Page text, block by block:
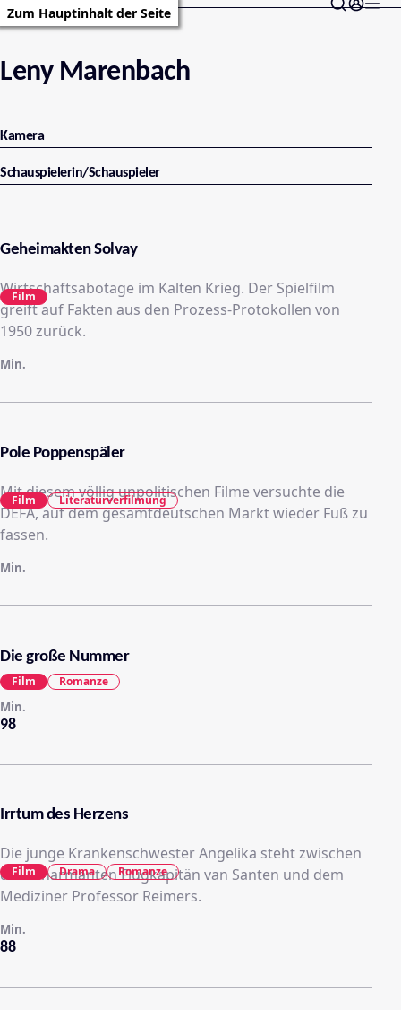
Zum Hauptinhalt der Seite
Leny Marenbach
Kamera
Schauspielerin/Schauspieler
Geheimakten Solvay
Wirtschaftsabotage im Kalten Krieg. Der Spielfilm
greift auf Fakten aus den Prozess-Protokollen von
1950 zurück.
Min.
Film
Pole Poppenspäler
Mit diesem völlig unpolitischen Filme versuchte die
DEFA, auf dem gesamtdeutschen Markt wieder Fuß zu
fassen.
Min.
Film Literaturverfilmung
Die große Nummer
98
Min.
Film Romanze
Irrtum des Herzens
Die junge Krankenschwester Angelika steht zwischen
dem charmanten Flugkapitän van Santen und dem
Mediziner Professor Reimers.
88
Min.
Film Drama Romanze